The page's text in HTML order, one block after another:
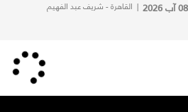
08 آب 2026 | القاهرة - شريف عبد الفهيم